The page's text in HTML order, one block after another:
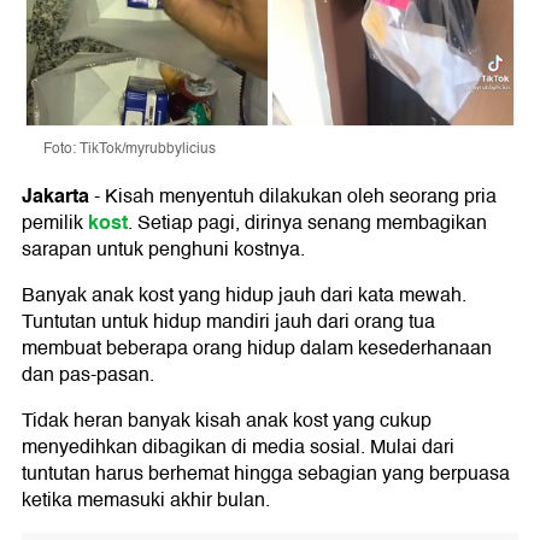
Foto: TikTok/myrubbylicius
Jakarta-Kisah menyentuh dilakukan oleh seorang pria
pemilikkost. Setiap pagi, dirinya senang membagikan
sarapan untuk penghuni kostnya.
Banyak anak kost yang hidup jauh dari kata mewah.
Tuntutan untuk hidup mandiri jauh dari orang tua
membuat beberapa orang hidup dalam kesederhanaan
dan pas-pasan.
Tidak heran banyak kisah anak kost yang cukup
menyedihkan dibagikan di media sosial. Mulai dari
tuntutan harus berhemat hingga sebagian yang berpuasa
ketika memasuki akhir bulan.